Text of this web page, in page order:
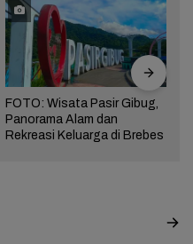
FOTO: Wisata Pasir Gibug,
Panorama Alam dan
Rekreasi Keluarga di Brebes